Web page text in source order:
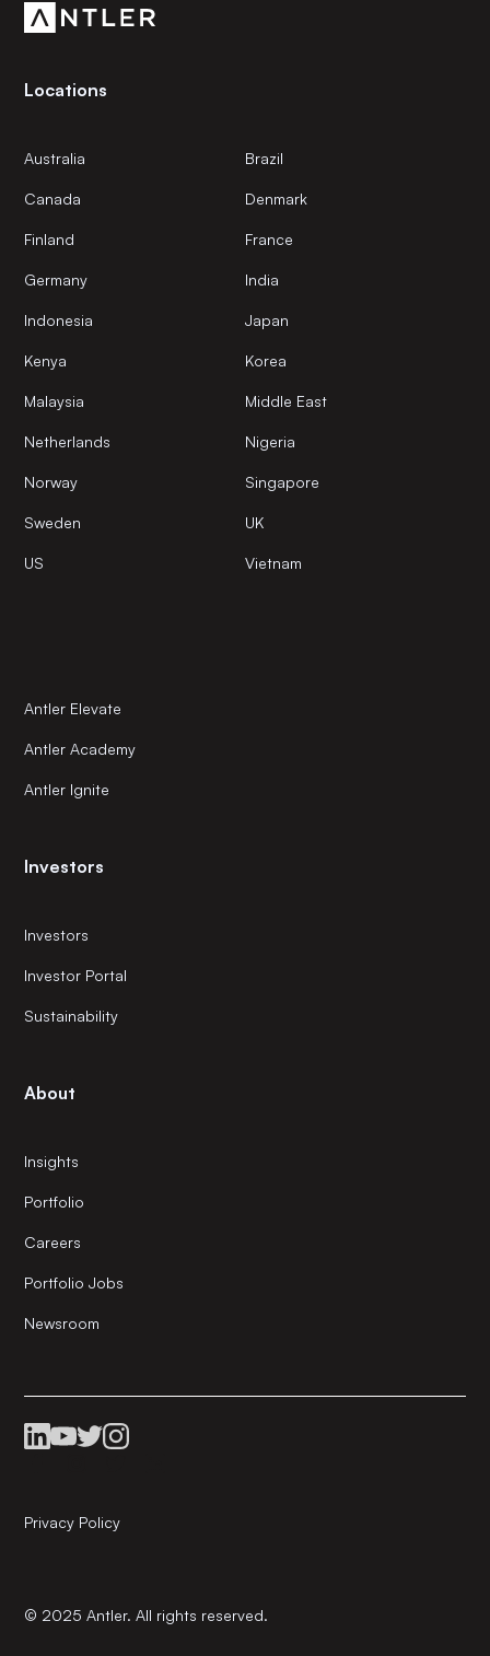
Locations
Australia Brazil
Canada Denmark
Finland France
Germany India
Indonesia Japan
Kenya Korea
Malaysia Middle East
Netherlands Nigeria
Norway Singapore
Sweden UK
US Vietnam
Antler Elevate
Antler Academy
Antler Ignite
Investors
Investors
Investor Portal
Sustainability
About
Insights
Portfolio
Careers
Portfolio Jobs
Newsroom
© 2025 Antler. All rights reserved.
Privacy Policy